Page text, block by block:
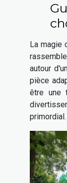
La magie
autour
pièce
être une